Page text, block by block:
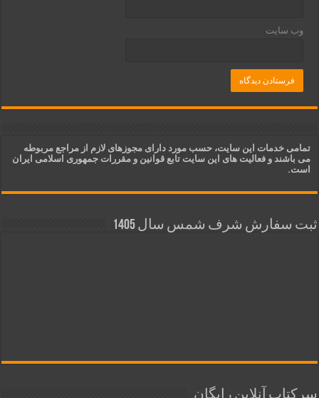
وب‌ سایت
تمامی خدمات این سایت، حسب مورد دارای مجوزهای لازم از مراجع مربوطه
می باشند و فعالیت های این سایت تابع قوانین و مقررات جمهوری اسلامی ایران
است.
ثبت سفارش شرف شمس سال 1405
سرکتاب آنلاین رایگان